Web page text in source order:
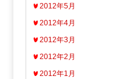
2012年5月
2012年4月
2012年3月
2012年2月
2012年1月